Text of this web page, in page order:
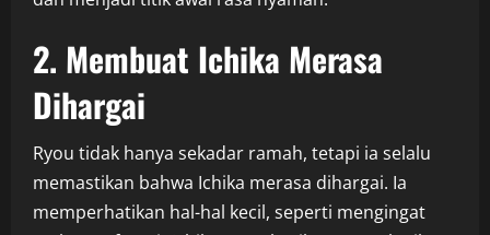
2. Membuat Ichika Merasa
Dihargai
Ryou tidak hanya sekadar ramah, tetapi ia selalu
memastikan bahwa Ichika merasa dihargai. Ia
memperhatikan hal-hal kecil, seperti mengingat